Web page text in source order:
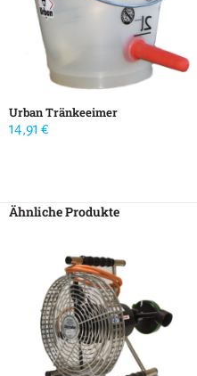
Urban Tränkeeimer
14,91 €
Ähnliche Produkte